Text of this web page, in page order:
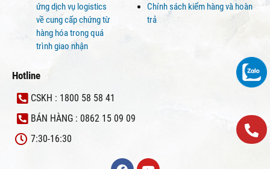
ứng dịch vụ logistics
về cung cấp chứng từ
hàng hóa trong quá
trình giao nhận
Chính sách kiểm hàng và hoàn
trả
Hotline
CSKH : 1800 58 58 41
BÁN HÀNG : 0862 15 09 09
7:30-16:30